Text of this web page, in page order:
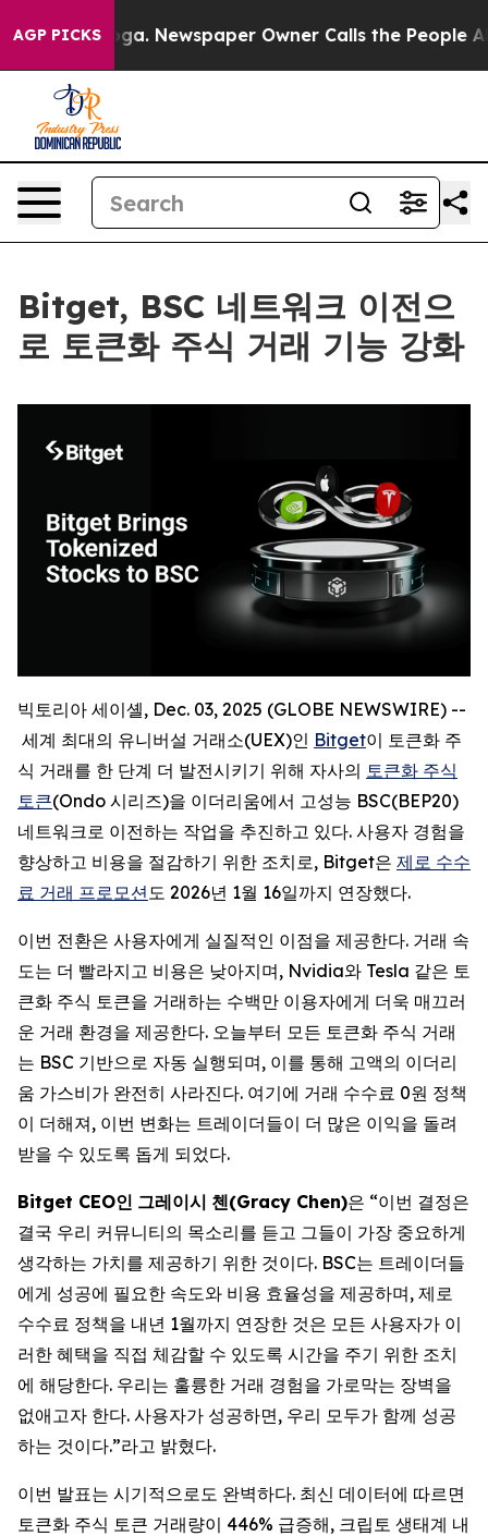
AGP PICKS Newspaper Owner Calls the People
Bitget, BSC 네트워크 이전으
로 토큰화 주식 거래 기능 강화
빅토리아 세이셸, Dec. 03, 2025 (GLOBE NEWSWIRE) --
세계 최대의 유니버설 거래소(UEX)인 Bitget이 토큰화 주
식 거래를 한 단계 더 발전시키기 위해 자사의 토큰화 주식
토큰(Ondo 시리즈)을 이더리움에서 고성능 BSC(BEP20)
네트워크로 이전하는 작업을 추진하고 있다. 사용자 경험을
향상하고 비용을 절감하기 위한 조치로, Bitget은 제로 수수
료 거래 프로모션도 2026년 1월 16일까지 연장했다.
이번 전환은 사용자에게 실질적인 이점을 제공한다. 거래 속
도는 더 빨라지고 비용은 낮아지며, Nvidia와 Tesla 같은 토
큰화 주식 토큰을 거래하는 수백만 이용자에게 더욱 매끄러
운 거래 환경을 제공한다. 오늘부터 모든 토큰화 주식 거래
는 BSC 기반으로 자동 실행되며, 이를 통해 고액의 이더리
움 가스비가 완전히 사라진다. 여기에 거래 수수료 0원 정책
이 더해져, 이번 변화는 트레이더들이 더 많은 이익을 돌려
받을 수 있도록 돕게 되었다.
Bitget CEO인 그레이시 첸(Gracy Chen)은 “이번 결정은
결국 우리 커뮤니티의 목소리를 듣고 그들이 가장 중요하게
생각하는 가치를 제공하기 위한 것이다. BSC는 트레이더들
에게 성공에 필요한 속도와 비용 효율성을 제공하며, 제로
수수료 정책을 내년 1월까지 연장한 것은 모든 사용자가 이
러한 혜택을 직접 체감할 수 있도록 시간을 주기 위한 조치
에 해당한다. 우리는 훌륭한 거래 경험을 가로막는 장벽을
없애고자 한다. 사용자가 성공하면, 우리 모두가 함께 성공
하는 것이다.”라고 밝혔다.
이번 발표는 시기적으로도 완벽하다. 최신 데이터에 따르면
토큰화 주식 토큰 거래량이 446% 급증해, 크립토 생태계 내